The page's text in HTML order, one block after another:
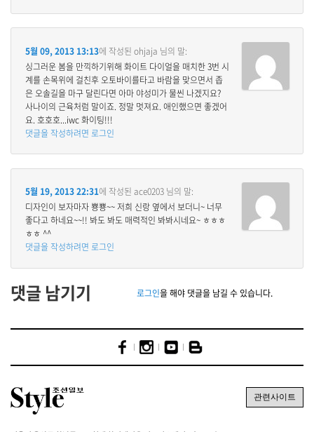
5월 09, 2013 13:13에 작성된 ohjaja 님의 말:
싱그러운 봄을 만끽하기위해 화이트 다이얼을 매치한 3번 시
계를 손목위에 걸친후 오토바이를타고 바람을 맞으면서 좁
은 오솔길을 마구 달린다면 아마 야성미가 물씬 나겠지요?
사나이의 근육처럼 말이죠. 정말 멋져요. 애인했으면 좋겠어
요. 호호호...iwc 화이팅!!!
댓글을 작성하려면 로그인
5월 19, 2013 22:31에 작성된 ace0203 님의 말:
디자인이 보자마자 뿅뿅~~ 저희 신랑 옆에서 보더니~ 너무
좋다고 하네요~~!! 봐도 봐도 매력적인 봐봐시네요~ ㅎㅎㅎ
ㅎㅎ ^^
댓글을 작성하려면 로그인
댓글 남기기 로그인을 해야 댓글을 남길 수 있습니다.